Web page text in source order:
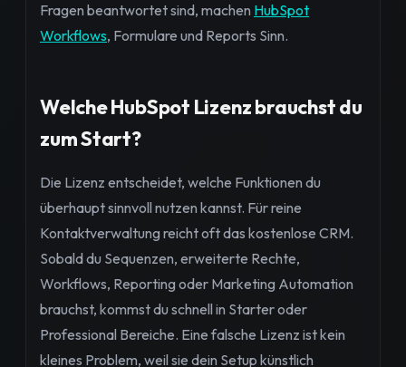
Fragen beantwortet sind, machen HubSpot
Workflows, Formulare und Reports Sinn.
Welche HubSpot Lizenz brauchst du
zum Start?
Die Lizenz entscheidet, welche Funktionen du
überhaupt sinnvoll nutzen kannst. Für reine
Kontaktverwaltung reicht oft das kostenlose CRM.
Sobald du Sequenzen, erweiterte Rechte,
Workflows, Reporting oder Marketing Automation
brauchst, kommst du schnell in Starter oder
Professional Bereiche. Eine falsche Lizenz ist kein
kleines Problem, weil sie dein Setup künstlich